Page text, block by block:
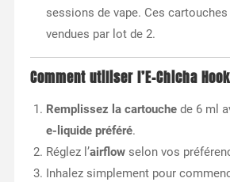
sessions de vape. Ces
vendues par lot de 2.
Comment utiliser l’E-Chicha
Remplissez la cartouchede 6 ml
e-liquide préféré.
Réglez l’airflowselon vos
Inhalez simplement pour